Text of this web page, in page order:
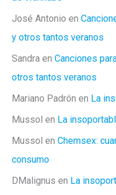
José Antonio en
y otros tantos veranos
Sandra en Canciones
otros tantos veranos
Mariano Padrón en La
Mussol en La
Mussol en Chemsex:
consumo
DMalignus en La